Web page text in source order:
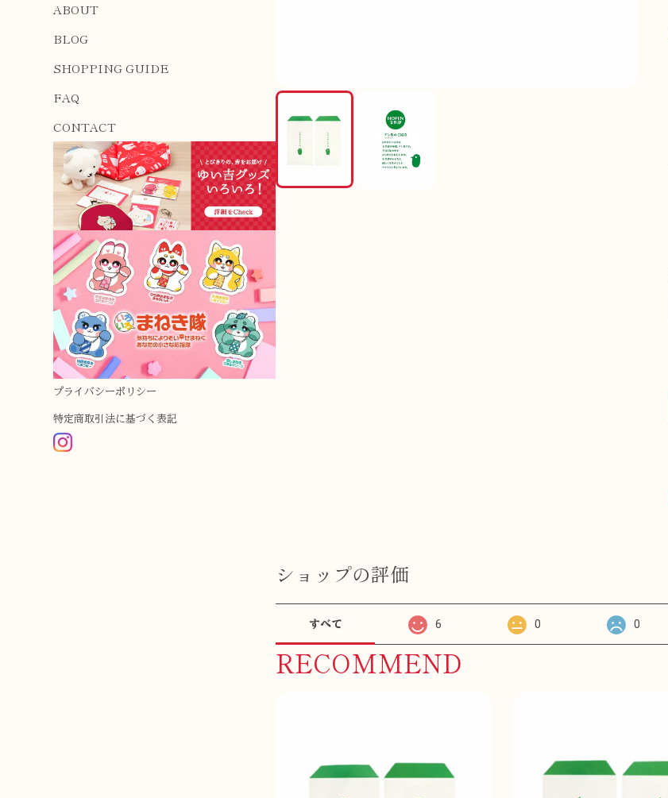
ABOUT
BLOG
SHOPPING GUIDE
FAQ
CONTACT
プライバシーポリシー
特定商取引法に基づく表記
ショップの評価
すべて 6 0 0
RECOMMEND